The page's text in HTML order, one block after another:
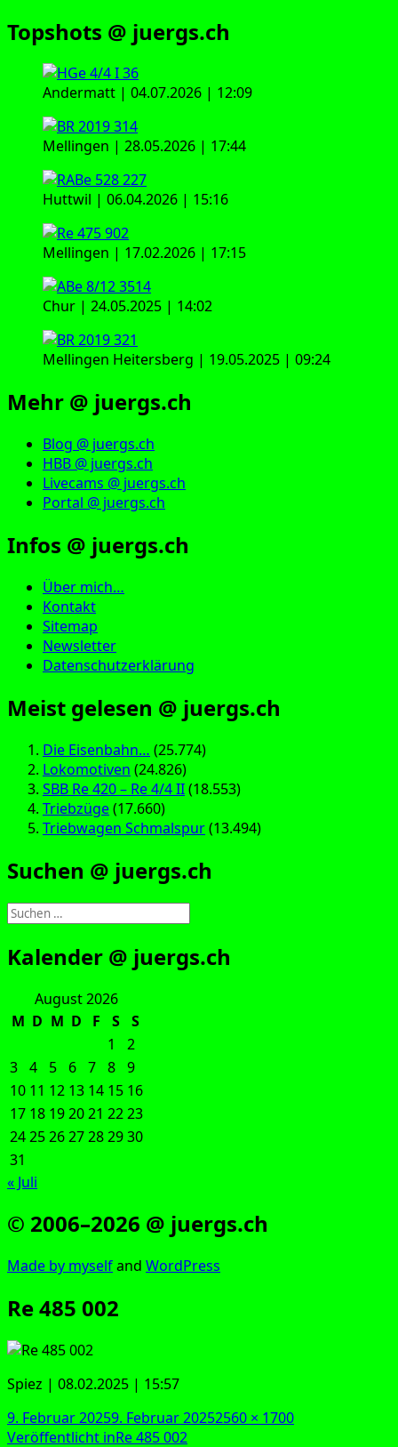
Topshots @ juergs.ch
Andermatt | 04.07.2026 | 12:09
Mellingen | 28.05.2026 | 17:44
Huttwil | 06.04.2026 | 15:16
Mellingen | 17.02.2026 | 17:15
Chur | 24.05.2025 | 14:02
Mellingen Heitersberg | 19.05.2025 | 09:24
Mehr @ juergs.ch
Blog @ juergs.ch
HBB @ juergs.ch
Livecams @ juergs.ch
Portal @ juergs.ch
Infos @ juergs.ch
Über mich…
Kontakt
Sitemap
Newsletter
Datenschutzerklärung
Meist gelesen @ juergs.ch
Die Eisenbahn… (25.774)
Lokomotiven (24.826)
SBB Re 420 – Re 4/4 II(18.553)
Triebzüge(17.660)
Triebwagen Schmalspur(13.494)
Suchen @ juergs.ch
Suchen
nach:
Kalender @ juergs.ch
August 2026
M D M D F S
S
1
2
3 4 5 6 7 8 9
10 11 12 13 14 15 16
17 18 192021 2223
24252627282930
31
« Juli
© 2006–2026 @ juergs.ch
Made by mys­elfand Word­Press
Re 485 002
Spiez | 08.02.2025 | 15:57
Veröffentlicht
am
9. Februar 20259. Februar 2025Originalgröße
2560 × 1700
Veröffentlicht inRe 485 002